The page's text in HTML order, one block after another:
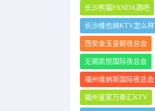
长沙熊猫PANDA酒吧
长沙维也纳KTV怎么样
西安金玉皇朝夜总会
无锡凯悦国际夜总会
福州维纳斯国际夜总会
福州皇家万豪汇KTV